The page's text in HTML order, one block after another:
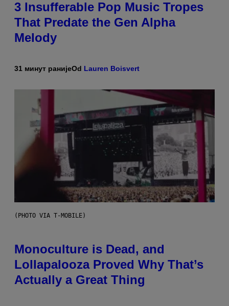
3 Insufferable Pop Music Tropes
That Predate the Gen Alpha
Melody
31 минут ранијеOd Lauren Boisvert
(PHOTO VIA T-MOBILE)
Monoculture is Dead, and
Lollapalooza Proved Why That’s
Actually a Great Thing